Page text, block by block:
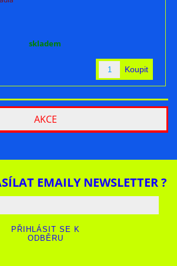
skladem
AKCE
EMAILY NEWSLETTER ?